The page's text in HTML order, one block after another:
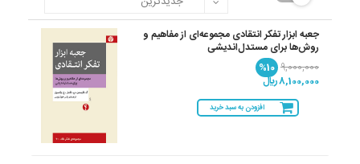
جعبه ابزار تفکر انتقادی مجموعه‌ای از مفاهیم و
روش‌ها برای مستدل‌اندیشی
9,000,000
%10
8,100,000 ريال
افزودن به سبد خرید